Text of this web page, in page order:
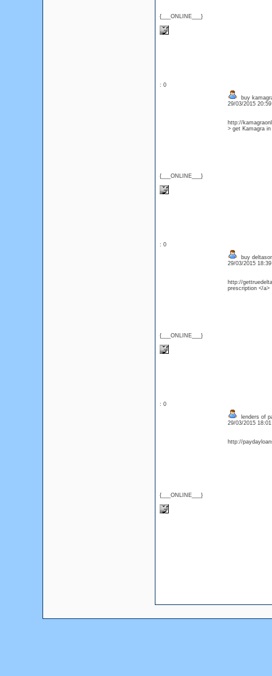
{___ONLINE___}
: 0
{___ONLINE___}
buy
29/03/2015
http://
> get Kamagra
: 0
{___ONLINE___}
buy
29/03/2015
http://
prescription </a>
: 0
{___ONLINE___}
lenders of
29/03/2015
http://